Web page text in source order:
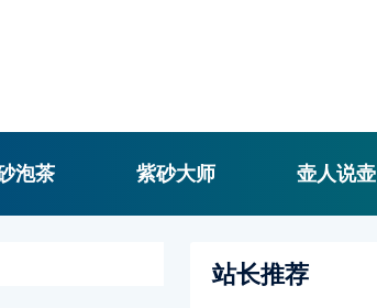
泡茶 紫砂大师 壶人说壶
站长推荐